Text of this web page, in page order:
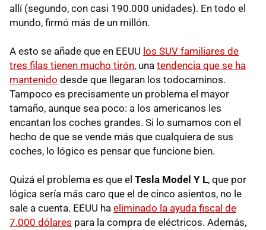
allí (segundo, con casi 190.000 unidades). En todo el
mundo, firmó más de un millón.
A esto se añade que en EEUU los SUV familiares de
tres filas tienen mucho tirón, una tendencia que se ha
mantenido desde que llegaran los todocaminos.
Tampoco es precisamente un problema el mayor
tamaño, aunque sea poco: a los americanos les
encantan los coches grandes. Si lo sumamos con el
hecho de que se vende más que cualquiera de sus
coches, lo lógico es pensar que funcione bien.
Quizá el problema es que el Tesla Model Y L, que por
lógica sería más caro que el de cinco asientos, no le
sale a cuenta. EEUU ha eliminado la ayuda fiscal de
7.000 dólares para la compra de eléctricos. Además,